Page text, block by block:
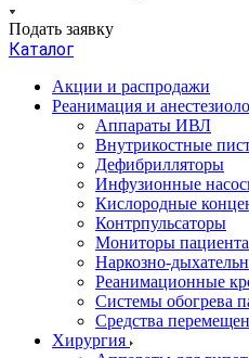
Подать заявку
Каталог
Акции и распродажи
Реанимация и
Аппараты ИВЛ
Внутрикостные
Дефибрилляторы
Инфузионные
Кислородные
Контрпульсаторы
Мониторы пациента
Наркозно-
Реанимационные
Системы обогрева
Средства
Хирургия